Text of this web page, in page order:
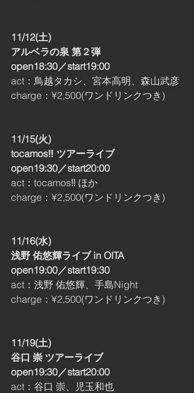
11/12(土)
アルベラの泉 第２弾
open18:30／start19:00
act：鳥越タカシ、宮本高明、森山武彦
charge：¥2,500(ワンドリンクつき)
11/15(火)
tocamos‼︎ ツアーライブ
open19:30／start20:00
act：tocamos‼︎ ほか
charge：¥2,500(ワンドリンクつき)
11/16(水)
浅野 佑悠輝ライブ in OITA
open19:00／start19:30
act：浅野 佑悠輝、手島Night
charge：¥2,500(ワンドリンクつき)
11/19(土)
谷口 崇 ツアーライブ
open19:30／start20:00
act：谷口 崇、児玉和也